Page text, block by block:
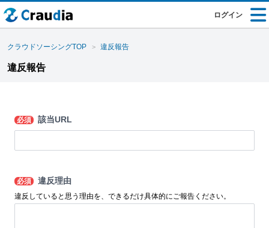
ログイン
クラウドソーシングTOP 違反報告
違反報告
必須 該当URL
必須 違反理由
違反していると思う理由を、できるだけ具体的にご報告ください。